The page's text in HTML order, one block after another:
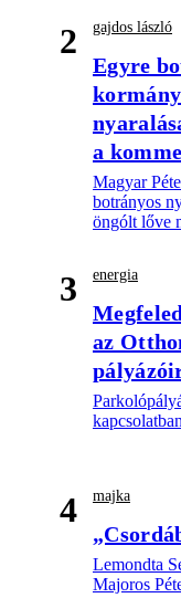
2 gajdos lászló
Egyre
a
Magyar
botrányos
öngólt lőve
3 energia
az
4 majka
Lemondta
Majoros